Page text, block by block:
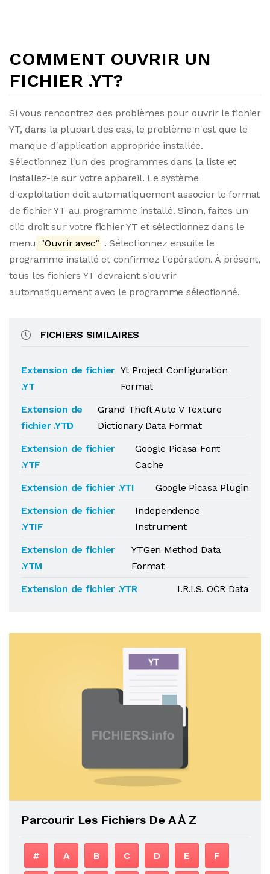
COMMENT OUVRIR UN
FICHIER .YT?
Si vous rencontrez des problèmes pour ouvrir le fichier
YT, dans la plupart des cas, le problème n'est que le
manque d'application appropriée installée.
Sélectionnez l'un des programmes dans la liste et
installez-le sur votre appareil. Le système
d'exploitation doit automatiquement associer le format
de fichier YT au programme installé. Sinon, faites un
clic droit sur votre fichier YT et sélectionnez dans le
menu "Ouvrir avec" . Sélectionnez ensuite le
programme installé et confirmez l'opération. À présent,
tous les fichiers YT devraient s'ouvrir
automatiquement avec le programme sélectionné.
FICHIERS SIMILAIRES
Extension de fichier
.YT
Yt Project Configuration
Format
Extension de
fichier .YTD
Grand Theft Auto V Texture
Dictionary Data Format
Extension de fichier
.YTF
Google Picasa Font
Cache
Extension de fichier .YTI
Google Picasa Plugin
Extension de fichier
.YTIF
Independence
Instrument
Extension de fichier
.YTM
YTGen Method Data
Format
Extension de fichier .YTR
I.R.I.S. OCR Data
Parcourir Les Fichiers De A À Z
# A B C D E F